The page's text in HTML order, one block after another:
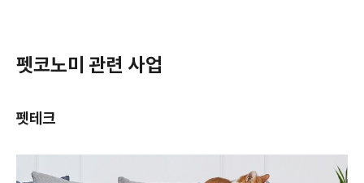
펫코노미 관련 사업
펫테크